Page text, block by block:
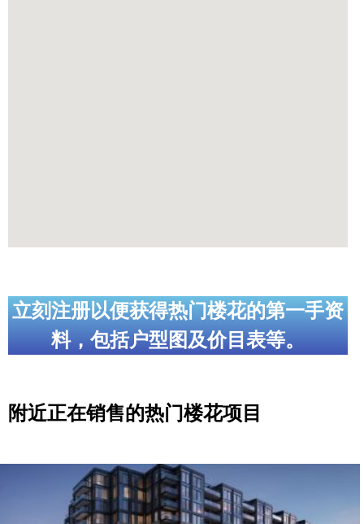
立刻注册以便获得热门楼花的第一手资
料，包括户型图及价目表等。
附近正在销售的热门楼花项目